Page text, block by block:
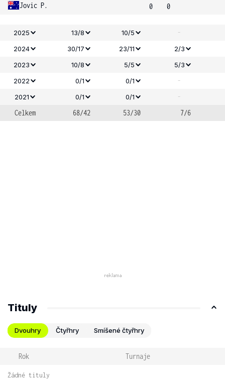
Jovic P.
0
0
2025 13/8 10/5 -
2024 30/17 23/11
2/3
2023
10/8 5/5
5/3
2022
0/1 0/1 -
2021 0/1 0/1
-
Celkem
68/42 53/30 7/6
Tituly
Dvouhry Čtyřhry Smíšené čtyřhry
Rok Turnaje
Žádné tituly